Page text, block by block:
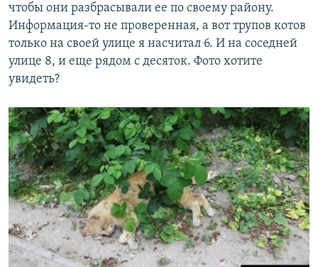
чтобы они разбрасывали ее по своему району.
Информация-то не проверенная, а вот трупов котов
только на своей улице я насчитал 6. И на соседней
улице 8, и еще рядом с десяток. Фото хотите
увидеть?